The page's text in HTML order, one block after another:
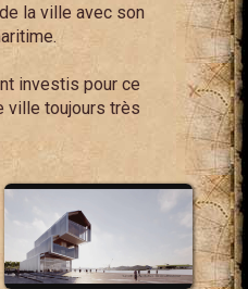
la ville avec son
investis pour ce
ville toujours très